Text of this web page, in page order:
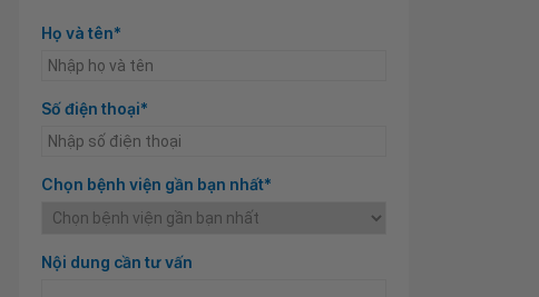
Họ và tên*
Số điện thoại*
Chọn bệnh viện gần bạn nhất*
Nội dung cần tư vấn